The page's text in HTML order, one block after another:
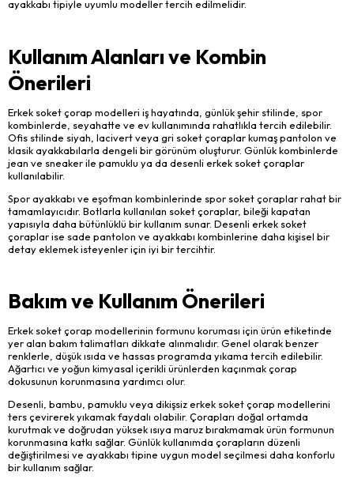
ayakkabı tipiyle uyumlu modeller tercih edilmelidir.
Kullanım Alanları ve Kombin
Önerileri
Erkek soket çorap modelleri iş hayatında, günlük şehir stilinde, spor
kombinlerde, seyahatte ve ev kullanımında rahatlıkla tercih edilebilir.
Ofis stilinde siyah, lacivert veya gri soket çoraplar kumaş pantolon ve
klasik ayakkabılarla dengeli bir görünüm oluşturur. Günlük kombinlerde
jean ve sneaker ile pamuklu ya da desenli erkek soket çoraplar
kullanılabilir.
Spor ayakkabı ve eşofman kombinlerinde spor soket çoraplar rahat bir
tamamlayıcıdır. Botlarla kullanılan soket çoraplar, bileği kapatan
yapısıyla daha bütünlüklü bir kullanım sunar. Desenli erkek soket
çoraplar ise sade pantolon ve ayakkabı kombinlerine daha kişisel bir
detay eklemek isteyenler için iyi bir tercihtir.
Bakım ve Kullanım Önerileri
Erkek soket çorap modellerinin formunu koruması için ürün etiketinde
yer alan bakım talimatları dikkate alınmalıdır. Genel olarak benzer
renklerle, düşük ısıda ve hassas programda yıkama tercih edilebilir.
Ağartıcı ve yoğun kimyasal içerikli ürünlerden kaçınmak çorap
dokusunun korunmasına yardımcı olur.
Desenli, bambu, pamuklu veya dikişsiz erkek soket çorap modellerini
ters çevirerek yıkamak faydalı olabilir. Çorapları doğal ortamda
kurutmak ve doğrudan yüksek ısıya maruz bırakmamak ürün formunun
korunmasına katkı sağlar. Günlük kullanımda çorapların düzenli
değiştirilmesi ve ayakkabı tipine uygun model seçilmesi daha konforlu
bir kullanım sağlar.